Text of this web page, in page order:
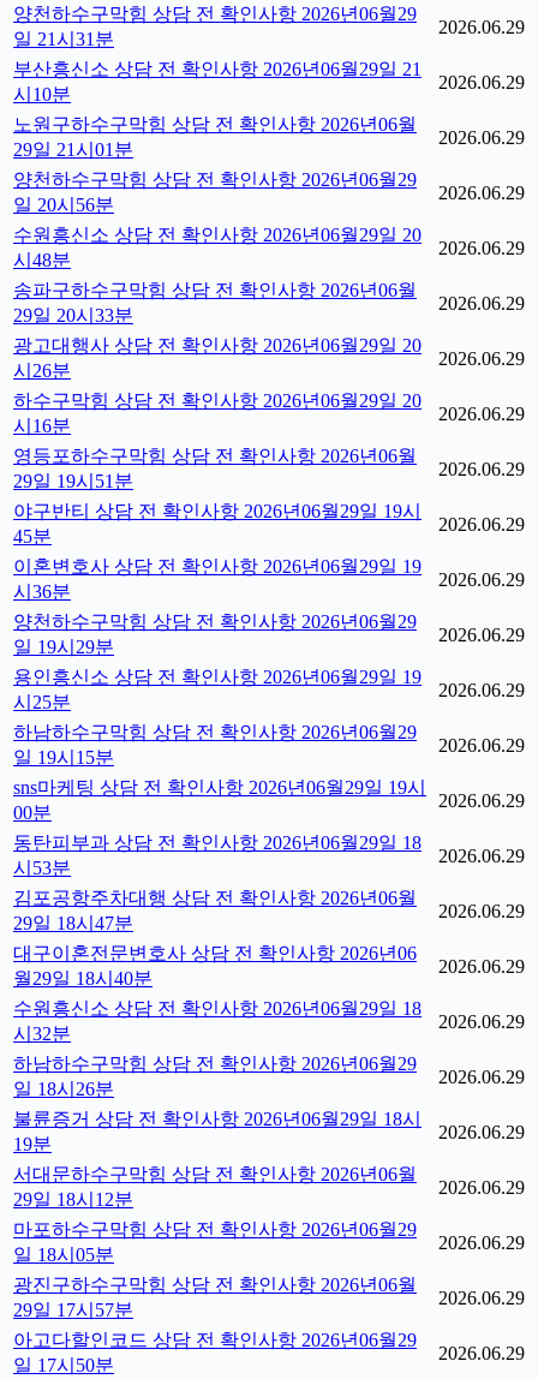
양천하수구막힘 상담 전 확인사항 2026년06월29
일 21시31분
2026.06.29
부산흥신소 상담 전 확인사항 2026년06월29일 21
시10분
2026.06.29
노원구하수구막힘 상담 전 확인사항 2026년06월
29일 21시01분
2026.06.29
양천하수구막힘 상담 전 확인사항 2026년06월29
일 20시56분
2026.06.29
수원흥신소 상담 전 확인사항 2026년06월29일 20
시48분
2026.06.29
송파구하수구막힘 상담 전 확인사항 2026년06월
29일 20시33분
2026.06.29
광고대행사 상담 전 확인사항 2026년06월29일 20
시26분
2026.06.29
하수구막힘 상담 전 확인사항 2026년06월29일 20
시16분
2026.06.29
영등포하수구막힘 상담 전 확인사항 2026년06월
29일 19시51분
2026.06.29
야구반티 상담 전 확인사항 2026년06월29일 19시
45분
2026.06.29
이혼변호사 상담 전 확인사항 2026년06월29일 19
시36분
2026.06.29
양천하수구막힘 상담 전 확인사항 2026년06월29
일 19시29분
2026.06.29
용인흥신소 상담 전 확인사항 2026년06월29일 19
시25분
2026.06.29
하남하수구막힘 상담 전 확인사항 2026년06월29
일 19시15분
2026.06.29
sns마케팅 상담 전 확인사항 2026년06월29일 19시
00분
2026.06.29
동탄피부과 상담 전 확인사항 2026년06월29일 18
시53분
2026.06.29
김포공항주차대행 상담 전 확인사항 2026년06월
29일 18시47분
2026.06.29
대구이혼전문변호사 상담 전 확인사항 2026년06
월29일 18시40분
2026.06.29
수원흥신소 상담 전 확인사항 2026년06월29일 18
시32분
2026.06.29
하남하수구막힘 상담 전 확인사항 2026년06월29
일 18시26분
2026.06.29
불륜증거 상담 전 확인사항 2026년06월29일 18시
19분
2026.06.29
서대문하수구막힘 상담 전 확인사항 2026년06월
29일 18시12분
2026.06.29
마포하수구막힘 상담 전 확인사항 2026년06월29
일 18시05분
2026.06.29
광진구하수구막힘 상담 전 확인사항 2026년06월
29일 17시57분
2026.06.29
아고다할인코드 상담 전 확인사항 2026년06월29
일 17시50분
2026.06.29